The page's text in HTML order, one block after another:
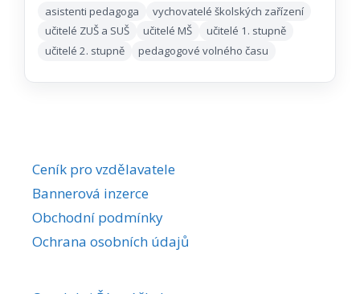
asistenti pedagoga
vychovatelé školských zařízení
učitelé ZUŠ a SUŠ
učitelé MŠ
učitelé 1. stupně
učitelé 2. stupně
pedagogové volného času
Ceník pro vzdělavatele
Bannerová inzerce
Obchodní podmínky
Ochrana osobních údajů